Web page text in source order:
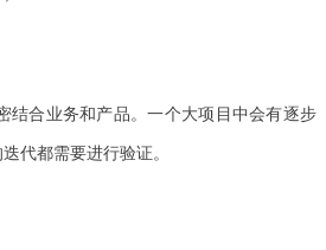
结合业务和产品。一个大项目中会有逐步
代都需要进行验证。